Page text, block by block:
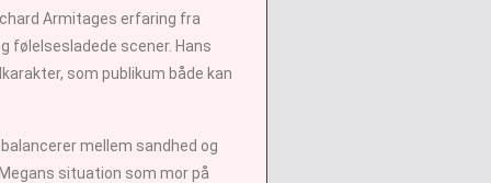
Armitages erfaring fra
følelsesladede scener. Hans
som publikum både kan
mellem sandhed og
situation som mor på